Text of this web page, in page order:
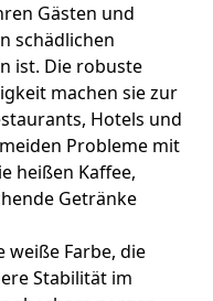
Gästen und
schädlichen
ist. Die robuste
machen sie zur
Hotels und
Probleme mit
heißen Kaffee,
Getränke
Farbe, die
Stabilität im